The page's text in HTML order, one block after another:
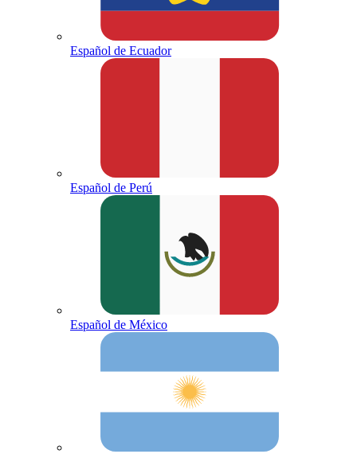
Español de Ecuador
Español de Perú
Español de México